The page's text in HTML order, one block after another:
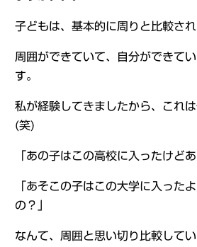
子どもは、基本的に周りと比較され
周囲ができていて、自分ができて
す。
私が経験してきましたから、これ
(笑)
「あの子はこの高校に入ったけどあ
「あそこの子はこの大学に入った
の？」
なんて、周囲と思い切り比較してい